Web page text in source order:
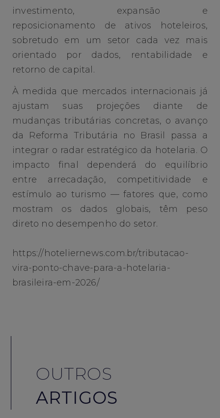
investimento, expansão e
reposicionamento de ativos hoteleiros,
sobretudo em um setor cada vez mais
orientado por dados, rentabilidade e
retorno de capital.
À medida que mercados internacionais já
ajustam suas projeções diante de
mudanças tributárias concretas, o avanço
da Reforma Tributária no Brasil passa a
integrar o radar estratégico da hotelaria. O
impacto final dependerá do equilíbrio
entre arrecadação, competitividade e
estímulo ao turismo — fatores que, como
mostram os dados globais, têm peso
direto no desempenho do setor.
https://hoteliernews.com.br/tributacao-
vira-ponto-chave-para-a-hotelaria-
brasileira-em-2026/
OUTROS
ARTIGOS